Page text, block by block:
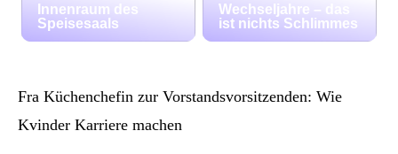
Innenraum des
Speisesaals
Wechseljahre – das
ist nichts Schlimmes
Fra Küchenchefin zur Vorstandsvorsitzenden: Wie
Kvinder Karriere machen